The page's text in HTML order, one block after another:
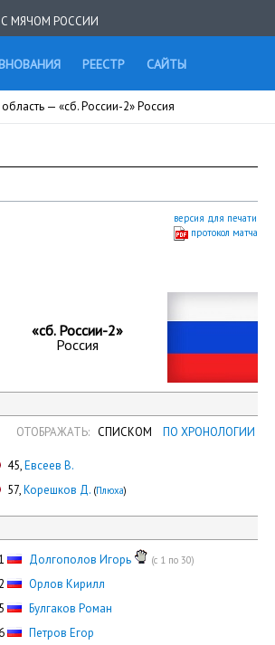
МЯЧОМ РОССИИ
РЕЕСТР САЙТЫ
— «сб. России-2» Россия
версия для печати
протокол матча
«сб. России-2»
Россия
ОТОБРАЖАТЬ: СПИСКОМ ПО ХРОНОЛОГИИ
45,Евсеев В.
57,Корешков Д. (Плюха)
Долгополов Игорь (с 1 по 30)
Орлов Кирилл
Булгаков Роман
Петров Егор